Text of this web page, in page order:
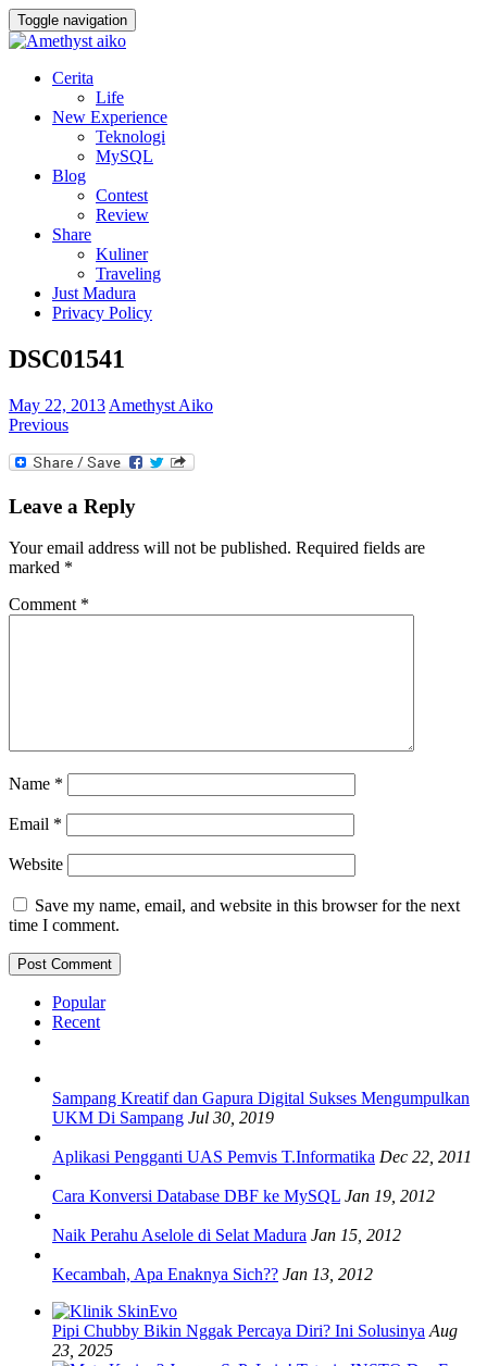
Toggle navigation
Cerita
Life
New Experience
Teknologi
MySQL
Blog
Contest
Review
Share
Kuliner
Traveling
Just Madura
Privacy Policy
DSC01541
May 22, 2013 Amethyst Aiko
Previous
Leave a Reply
Your email address will not be published. Required fields are
marked *
Comment *
Name *
Email *
Website
Save my name, email, and website in this browser for the next
time I comment.
Popular
Recent
Sampang Kreatif dan Gapura Digital Sukses Mengumpulkan
UKM Di Sampang Jul 30, 2019
Aplikasi Pengganti UAS Pemvis T.Informatika Dec 22, 2011
Cara Konversi Database DBF ke MySQL Jan 19, 2012
Naik Perahu Aselole di Selat Madura Jan 15, 2012
Kecambah, Apa Enaknya Sich?? Jan 13, 2012
Pipi Chubby Bikin Nggak Percaya Diri? Ini Solusinya Aug
23, 2025